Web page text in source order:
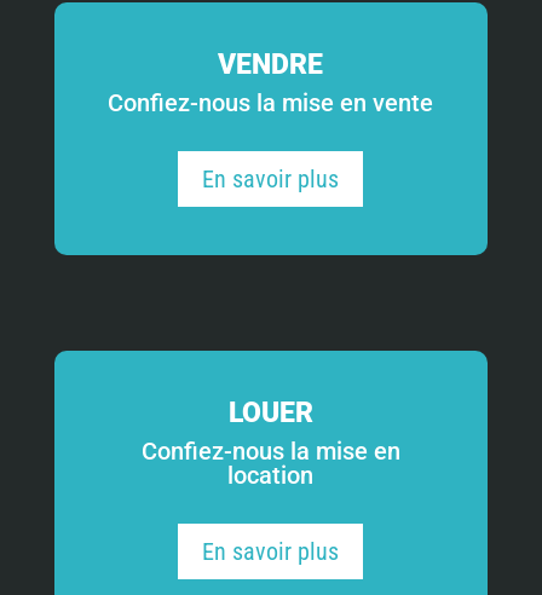
VENDRE
Confiez-nous la mise en vente
En savoir plus
LOUER
Confiez-nous la mise en
location
En savoir plus